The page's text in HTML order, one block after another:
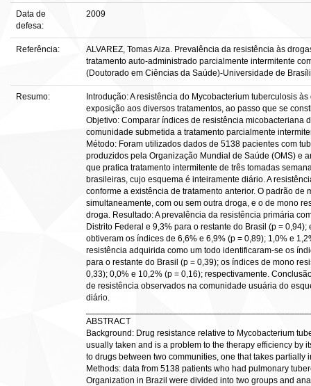
Data de
defesa:
2009
Referência:
ALVAREZ, Tomas Aiza. Prevalência da resistência às
tratamento auto-administrado parcialmente intermitente
(Doutorado em Ciências da Saúde)-Universidade de
Resumo:
Introdução: A resistência do Mycobacterium tuberculosis
exposição aos diversos tratamentos, ao passo que se
Objetivo: Comparar índices de resistência micobacteriana
comunidade submetida a tratamento parcialmente
Método: Foram utilizados dados de 5138 pacientes com
produzidos pela Organização Mundial de Saúde (OMS) e
que pratica tratamento intermitente de três tomadas
brasileiras, cujo esquema é inteiramente diário. A
conforme a existência de tratamento anterior. O padrão
simultaneamente, com ou sem outra droga, e o de mono
droga. Resultado: A prevalência da resistência primária
Distrito Federal e 9,3% para o restante do Brasil (p =
obtiveram os índices de 6,6% e 6,9% (p = 0,89); 1,0% e
resistência adquirida como um todo identificaram-se os
para o restante do Brasil (p = 0,39); os índices de mono
0,33); 0,0% e 10,2% (p = 0,16); respectivamente.
de resistência observados na comunidade usuária do
diário.
ABSTRACT
Background: Drug resistance relative to Mycobacterium
usually taken and is a problem to the therapy efficiency by
to drugs between two communities, one that takes partially
Methods: data from 5138 patients who had pulmonary
Organization in Brazil were divided into two groups and